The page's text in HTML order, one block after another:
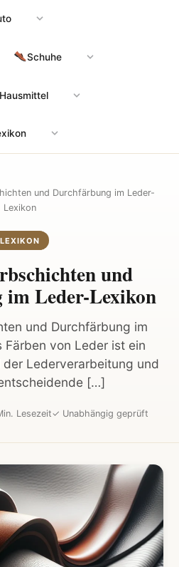
Schuhe
Hausmittel
und Durchfärbung im Leder-
Lexikon
LEXIKON
und
Leder-Lexikon
und Durchfärbung im
Färben von Leder ist ein
Lederverarbeitung und
[…]
Lesezeit✓ Unabhängig geprüft